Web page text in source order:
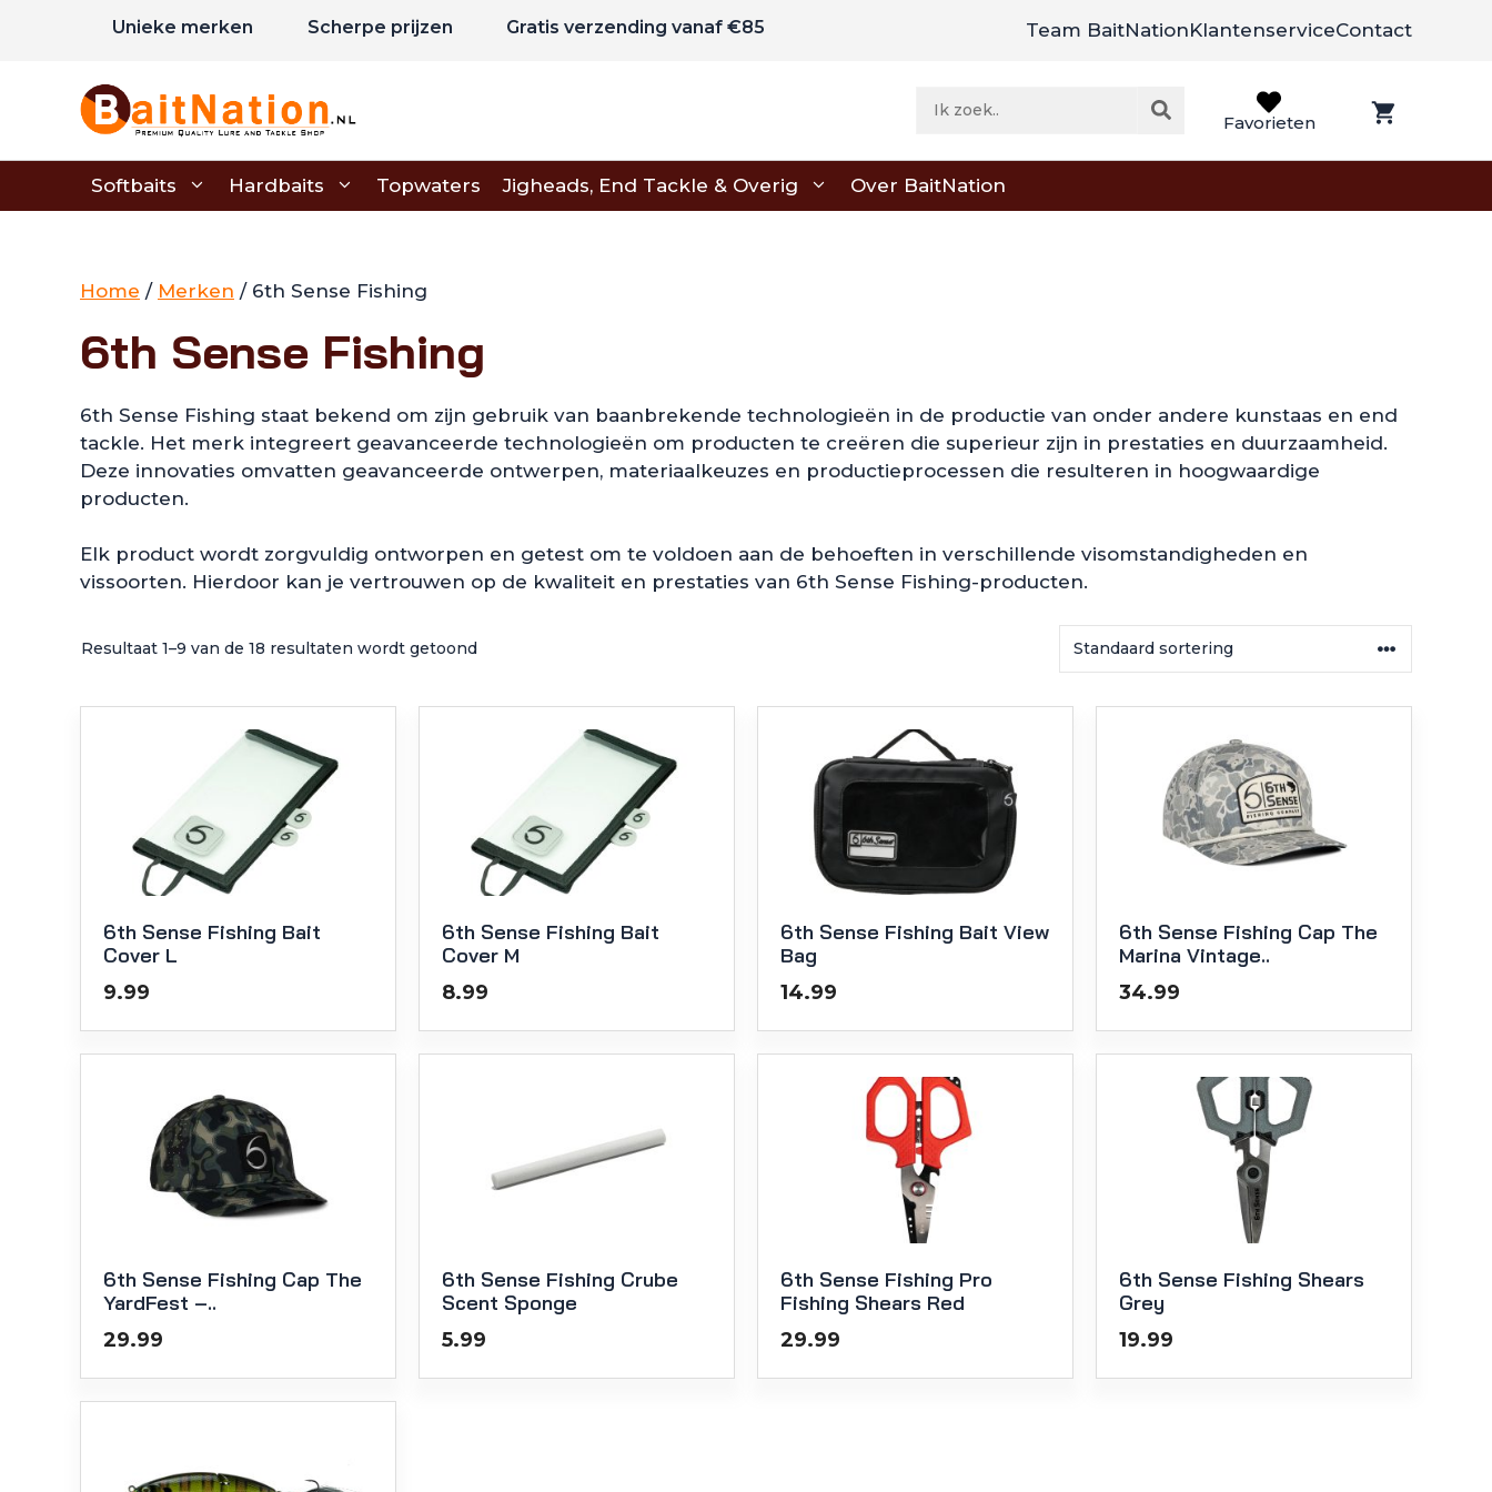
Unieke merken Scherpe prijzen Gratis verzending vanaf €85 Team BaitNationKlantenserviceContact
Favorieten
Softbaits Hardbaits Topwaters Jigheads, End Tackle & Overig Over BaitNation
Home / Merken / 6th Sense Fishing
6th Sense Fishing
6th Sense Fishing staat bekend om zijn gebruik van baanbrekende technologieën in de productie van onder andere kunstaas en end
tackle. Het merk integreert geavanceerde technologieën om producten te creëren die superieur zijn in prestaties en duurzaamheid.
Deze innovaties omvatten geavanceerde ontwerpen, materiaalkeuzes en productieprocessen die resulteren in hoogwaardige
producten.
Elk product wordt zorgvuldig ontworpen en getest om te voldoen aan de behoeften in verschillende visomstandigheden en
vissoorten. Hierdoor kan je vertrouwen op de kwaliteit en prestaties van 6th Sense Fishing-producten.
Resultaat 1–9 van de 18 resultaten wordt getoond
6th Sense Fishing Bait
Cover L
9.99
6th Sense Fishing Bait
Cover M
8.99
6th Sense Fishing Bait View
Bag
14.99
6th Sense Fishing Cap The
Marina Vintage..
34.99
6th Sense Fishing Cap The
YardFest –..
29.99
6th Sense Fishing Crube
Scent Sponge
5.99
6th Sense Fishing Pro
Fishing Shears Red
29.99
6th Sense Fishing Shears
Grey
19.99